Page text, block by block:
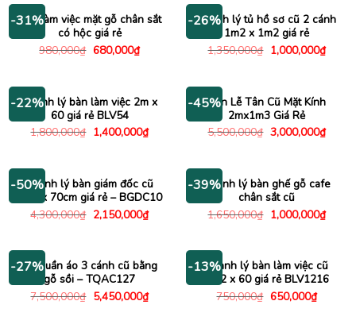
1,150,000₫.
-31%
Bàn làm việc mặt gỗ chân sắt
có hộc giá rẻ
980,000₫ Giá
680,000₫Giá
hiện
680,000₫.
-26%
Thanh lý tủ hồ sơ cũ 2 cánh
1m2 x 1m2 giá rẻ
1,350,000₫ Giá
gốc
1,000,000₫Giá
hiện
-22%
Thanh lý bàn làm việc 2m x
60 giá rẻ BLV54
1,800,000₫ Giá
gốc
1,400,000₫Giá
hiện
1,400,000₫.
-45%Bàn Lễ Tân Cũ Mặt Kính
2mx1m3 Giá Rẻ
5,500,000₫ Giá
gốc
3,000,000₫Giá
hiện
-50%
Thanh lý bàn giám đốc cũ
1m4 x 70cm giá rẻ – BGDC10
4,300,000₫ Giá
gốc
2,150,000₫Giá
hiện
2,150,000₫.
-39%Thanh lý bàn ghế gỗ cafe
chân sắt cũ
1,650,000₫ Giá
gốc
1,000,000₫Giá
hiện
-27%
Tủ quần áo 3 cánh cũ bằng
gỗ sồi – TQAC127
7,500,000₫ Giá
gốc
5,450,000₫Giá
hiện
-13%Thanh lý bàn làm việc cũ
1m2 x 60 giá rẻ BLV1216
750,000₫ Giá
650,000₫Giá
hiện